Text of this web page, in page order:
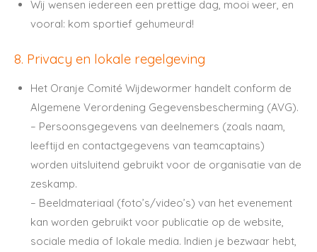
Wij wensen iedereen een prettige dag, mooi weer, en
vooral: kom sportief gehumeurd!
8. Privacy en lokale regelgeving
Het Oranje Comité Wijdewormer handelt conform de
Algemene Verordening Gegevensbescherming (AVG).
– Persoonsgegevens van deelnemers (zoals naam,
leeftijd en contactgegevens van teamcaptains)
worden uitsluitend gebruikt voor de organisatie van de
zeskamp.
– Beeldmateriaal (foto’s/video’s) van het evenement
kan worden gebruikt voor publicatie op de website,
sociale media of lokale media. Indien je bezwaar hebt,